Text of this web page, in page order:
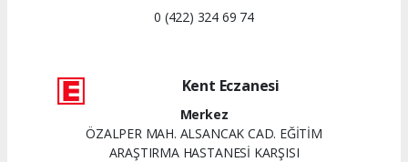
0 (422) 324 69 74
Kent Eczanesi
Merkez
ÖZALPER MAH. ALSANCAK CAD. EĞİTİM
ARAŞTIRMA HASTANESİ KARŞISI